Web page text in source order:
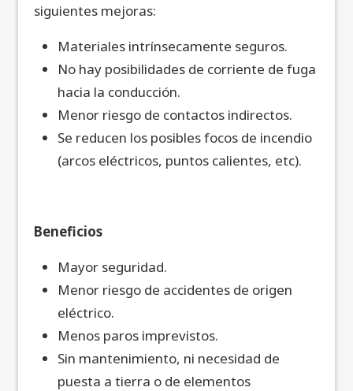
siguientes mejoras:
Materiales intrínsecamente seguros.
No hay posibilidades de corriente de fuga
hacia la conducción.
Menor riesgo de contactos indirectos.
Se reducen los posibles focos de incendio
(arcos eléctricos, puntos calientes, etc).
Beneficios
Mayor seguridad.
Menor riesgo de accidentes de origen
eléctrico.
Menos paros imprevistos.
Sin mantenimiento, ni necesidad de
puesta a tierra o de elementos